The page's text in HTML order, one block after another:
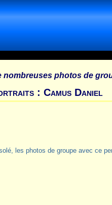
nombreuses photos de
: Camus Daniel
les photos de groupe avec ce